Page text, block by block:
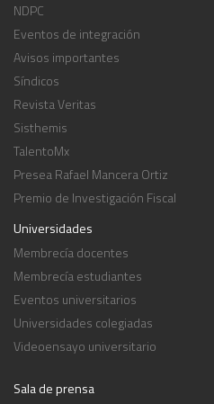
NDPC
Eventos de integración
Avisos importantes
Síndicos
Revista Veritas
Sisthemis
TalentoMx
Presea Rafael Mancera Ortiz
Premio de Investigación Fiscal
Universidades
Membrecía docentes
Membrecía estudiantes
Eventos universitarios
Universidades colegiadas
Videoensayo universitario
Sala de prensa